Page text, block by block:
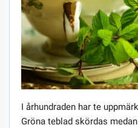
I århundraden har te
Gröna teblad skördas